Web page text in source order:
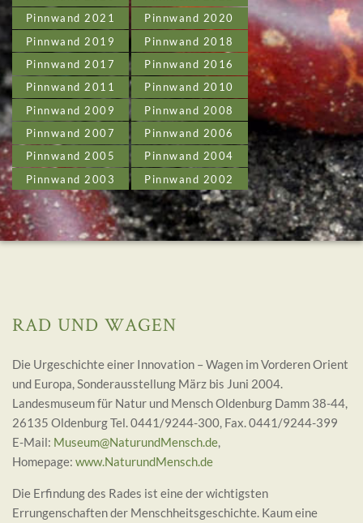
RAD UND WAGEN
Die Urgeschichte einer Innovation – Wagen im Vorderen Orient
und Europa, Sonderausstellung März bis Juni 2004.
Landesmuseum für Natur und Mensch Oldenburg Damm 38-44,
26135 Oldenburg Tel. 0441/9244-300, Fax. 0441/9244-399
E-Mail: Museum@NaturundMensch.de
Homepage: www.NaturundMensch.de
Die Erfindung des Rades ist eine der wichtigsten
Errungenschaften der Menschheitsgeschichte. Kaum eine
Pinnwand 2021
Pinnwand 2020
Pinnwand 2019
Pinnwand 2018
Pinnwand 2017
Pinnwand 2016
Pinnwand 2011
Pinnwand 2010
Pinnwand 2009
Pinnwand 2008
Pinnwand 2007
Pinnwand 2006
Pinnwand 2005
Pinnwand 2004
Pinnwand 2003
Pinnwand 2002